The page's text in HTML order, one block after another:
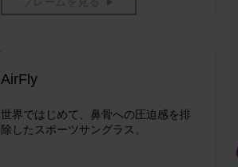
AirFly
世界ではじめて、鼻骨への圧迫感を排
除したスポーツサングラス。